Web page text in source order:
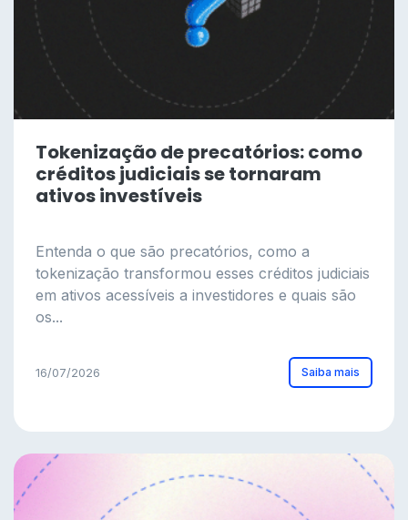
Tokenização de precatórios: como
créditos judiciais se tornaram
ativos investíveis
Entenda o que são precatórios, como a
tokenização transformou esses créditos judiciais
em ativos acessíveis a investidores e quais são
os...
16/07/2026 Saiba mais